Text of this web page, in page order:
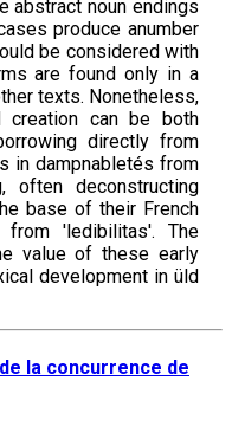
abstract noun endings
produce anumber
be considered with
are found only in a
texts. Nonetheless,
creation can be both
directly from
in dampnabletés from
often deconstructing
base of their French
'ledibilitas'. The
value of these early
development in üld
la concurrence de